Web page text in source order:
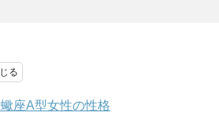
蠍座A型女性の性格